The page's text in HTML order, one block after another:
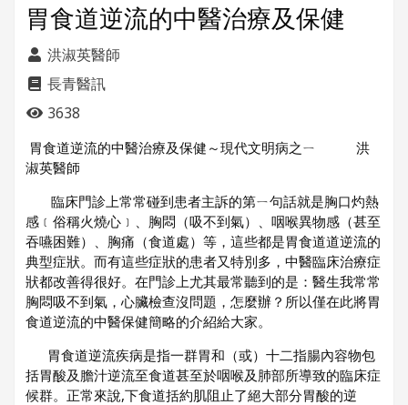
胃食道逆流的中醫治療及保健
洪淑英醫師
長青醫訊
3638
胃食道逆流的中醫治療及保健～現代文明病之ㄧ 洪
淑英醫師
臨床門診上常常碰到患者主訴的第ㄧ句話就是胸口灼熱
感﹝俗稱火燒心﹞、胸悶（吸不到氣）、咽喉異物感（甚至
吞嚥困難）、胸痛（食道處）等，這些都是胃食道道逆流的
典型症狀。而有這些症狀的患者又特別多，中醫臨床治療症
狀都改善得很好。在門診上尤其最常聽到的是：醫生我常常
胸悶吸不到氣，心臟檢查沒問題，怎麼辦？所以僅在此將胃
食道逆流的中醫保健簡略的介紹給大家。
胃食道逆流疾病是指一群胃和（或）十二指腸內容物包
括胃酸及膽汁逆流至食道甚至於咽喉及肺部所導致的臨床症
候群。正常來說,下食道括約肌阻止了絕大部分胃酸的逆